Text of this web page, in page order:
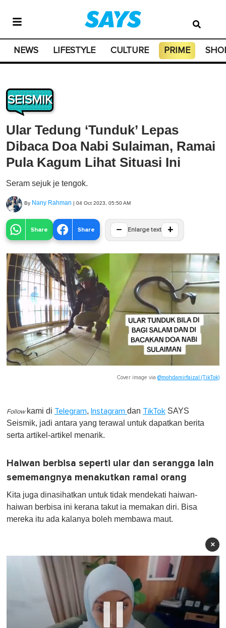
NEWS LIFESTYLE CULTURE PRIME
SEISMIK
Ular Tedung ‘Tunduk’ Lepas
Dibaca Doa Nabi Sulaiman, Ramai
Pula Kagum Lihat Situasi Ini
Seram sejuk je tengok.
By Nany Rahman | 04 Oct 2023, 05:50 AM
Share Share − Enlarge text +
Cover image via @mohdamirfaizal (TikTok)
Follow kami di Telegram, Instagram dan TikTok SAYS
Seismik, jadi antara yang terawal untuk dapatkan berita
serta artikel-artikel menarik.
Haiwan berbisa seperti ular dan serangga lain
sememangnya menakutkan ramai orang
Kita juga dinasihatkan untuk tidak mendekati haiwan-
haiwan berbisa ini kerana takut ia memakan diri. Bisa
mereka itu ada kalanya boleh membawa maut.
×